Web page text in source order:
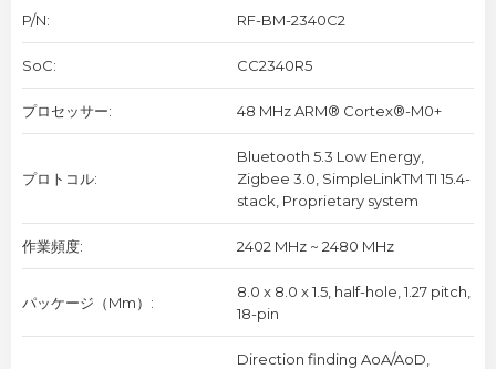
P/N: RF-BM-2340C2
SoC: CC2340R5
プロセッサー: 48 MHz ARM® Cortex®-M0+
プロトコル:
Bluetooth 5.3 Low Energy,
Zigbee 3.0, SimpleLinkTM TI 15.4-
stack, Proprietary system
作業頻度: 2402 MHz ~ 2480 MHz
パッケージ（mm）:
8.0 x 8.0 x 1.5, half-hole, 1.27 pitch,
18-pin
Direction finding AoA/AoD,